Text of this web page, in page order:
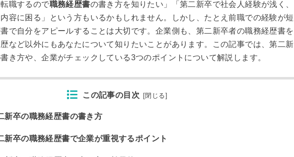
職するので職務経歴書の書き方を知りたい」「第二新卒で社会人経験が浅く、
容に困る」という方もいるかもしれません。しかし、たとえ前職での経験が短
で自分をアピールすることは大切です。企業側も、第二新卒者の職務経歴書を
など以外にもあなたについて知りたいことがあります。この記事では、第二新
き方や、企業がチェックしている3つのポイントについて解説します。
この記事の目次 [閉じる]
新卒の職務経歴書の書き方
新卒の職務経歴書で企業が重視するポイント